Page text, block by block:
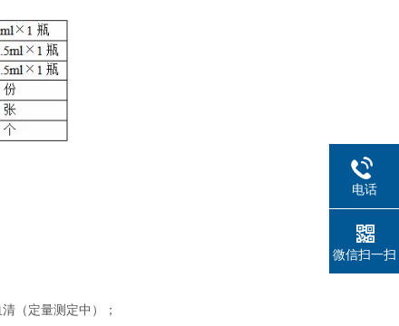
（定量测定中）；
电话
微信扫一扫